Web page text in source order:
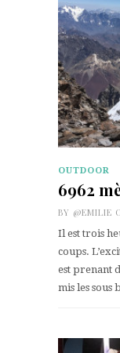
OUTDOOR
6962
BY @EMILIE
Il est trois
coups.
est prenant
mis les sous